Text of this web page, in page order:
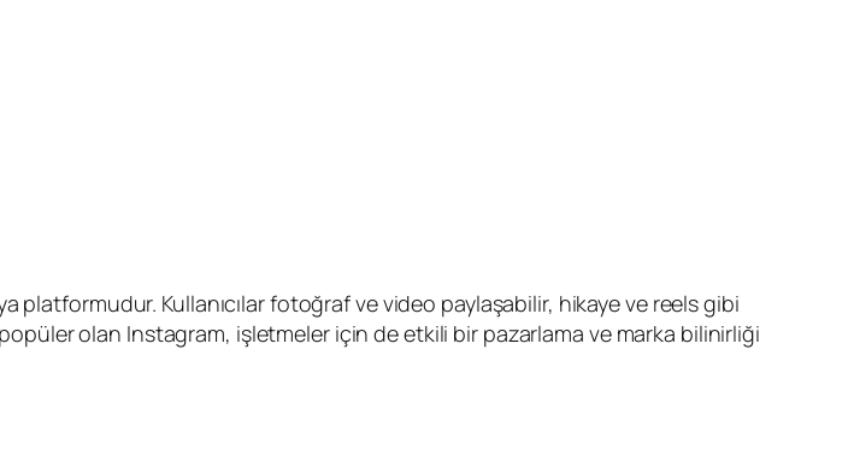
platformudur. Kullanıcılar fotoğraf ve video paylaşabilir, hikaye ve reels gibi
olan Instagram, işletmeler için de etkili bir pazarlama ve marka bilinirliği